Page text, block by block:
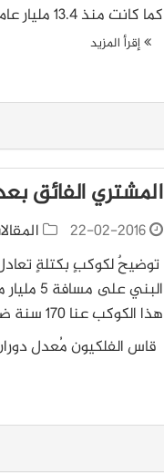
كما كانت منذ 13.4 مليار عام في الماضي، فقط بعد 400 مليون عام من الانفجار…
إقرأ المزيد
المشتري الفائق
22-02-2016
توضيحٌ لكوكبٍ بكتلةٍ
البني
هذا
قاس الفلكيون مُعدل